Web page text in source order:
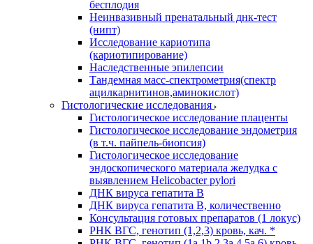
бесплодия
Неинвазивный пренатальный днк-тест
(нипт)
Исследование кариотипа
(кариотипирование)
Наследственные эпилепсии
Тандемная масс-спектрометрия(спектр
ацилкарнитинов,аминокислот)
Гистологические исследования
Гистологическое исследование плаценты
Гистологическое исследование эндометрия
(в т.ч. пайпель-биопсия)
Гистологическое исследование
эндоскопического материала желудка с
выявлением Helicobacter pylori
ДНК вируса гепатита B
ДНК вируса гепатита B, количественно
Консультация готовых препаратов (1 локус)
РНК ВГC, генотип (1,2,3) кровь, кач. *